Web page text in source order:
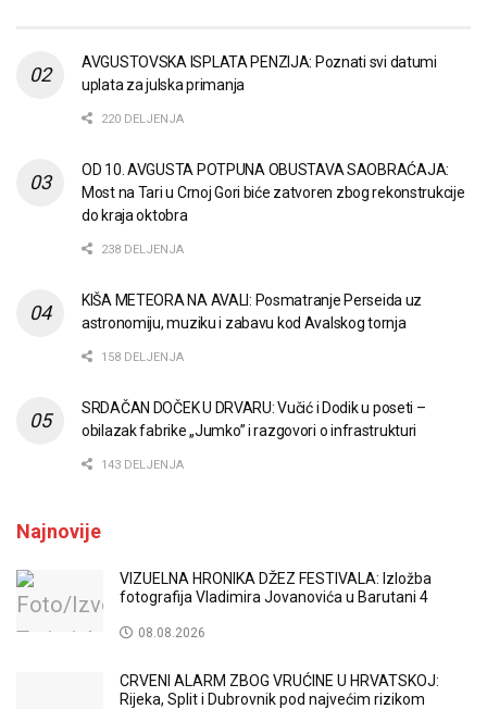
AVGUSTOVSKA ISPLATA PENZIJA: Poznati svi datumi
uplata za julska primanja
220 DELJENJA
OD 10. AVGUSTA POTPUNA OBUSTAVA SAOBRAĆAJA:
Most na Tari u Crnoj Gori biće zatvoren zbog rekonstrukcije
do kraja oktobra
238 DELJENJA
KIŠA METEORA NA AVALI: Posmatranje Perseida uz
astronomiju, muziku i zabavu kod Avalskog tornja
158 DELJENJA
SRDAČAN DOČEK U DRVARU: Vučić i Dodik u poseti –
obilazak fabrike „Jumko” i razgovori o infrastrukturi
143 DELJENJA
Najnovije
VIZUELNA HRONIKA DŽEZ FESTIVALA: Izložba
fotografija Vladimira Jovanovića u Barutani 4
08.08.2026
CRVENI ALARM ZBOG VRUĆINE U HRVATSKOJ:
Rijeka, Split i Dubrovnik pod najvećim rizikom